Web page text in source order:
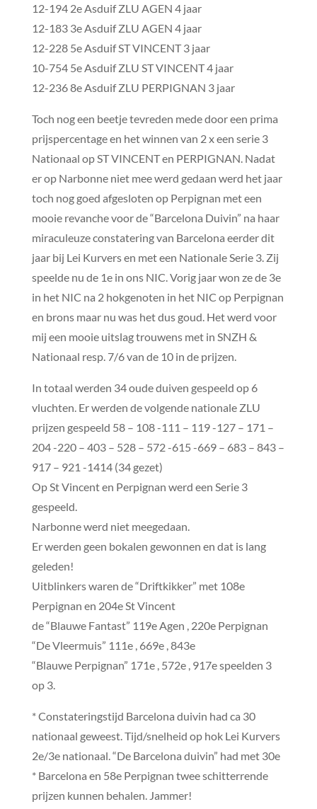
12-194 2e Asduif ZLU AGEN 4 jaar
12-183 3e Asduif ZLU AGEN 4 jaar
12-228 5e Asduif ST VINCENT 3 jaar
10-754 5e Asduif ZLU ST VINCENT 4 jaar
12-236 8e Asduif ZLU PERPIGNAN 3 jaar
Toch nog een beetje tevreden mede door een prima
prijspercentage en het winnen van 2 x een serie 3
Nationaal op ST VINCENT en PERPIGNAN. Nadat
er op Narbonne niet mee werd gedaan werd het jaar
toch nog goed afgesloten op Perpignan met een
mooie revanche voor de “Barcelona Duivin” na haar
miraculeuze constatering van Barcelona eerder dit
jaar bij Lei Kurvers en met een Nationale Serie 3. Zij
speelde nu de 1e in ons NIC. Vorig jaar won ze de 3e
in het NIC na 2 hokgenoten in het NIC op Perpignan
en brons maar nu was het dus goud. Het werd voor
mij een mooie uitslag trouwens met in SNZH &
Nationaal resp. 7/6 van de 10 in de prijzen.
In totaal werden 34 oude duiven gespeeld op 6
vluchten. Er werden de volgende nationale ZLU
prijzen gespeeld 58 – 108 -111 – 119 -127 – 171 –
204 -220 – 403 – 528 – 572 -615 -669 – 683 – 843 –
917 – 921 -1414 (34 gezet)
Op St Vincent en Perpignan werd een Serie 3
gespeeld.
Narbonne werd niet meegedaan.
Er werden geen bokalen gewonnen en dat is lang
geleden!
Uitblinkers waren de “Driftkikker” met 108e
Perpignan en 204e St Vincent
de “Blauwe Fantast” 119e Agen , 220e Perpignan
“De Vleermuis” 111e , 669e , 843e
“Blauwe Perpignan” 171e , 572e , 917e speelden 3
op 3.
* Constateringstijd Barcelona duivin had ca 30
nationaal geweest. Tijd/snelheid op hok Lei Kurvers
2e/3e nationaal. “De Barcelona duivin” had met 30e
* Barcelona en 58e Perpignan twee schitterrende
prijzen kunnen behalen. Jammer!